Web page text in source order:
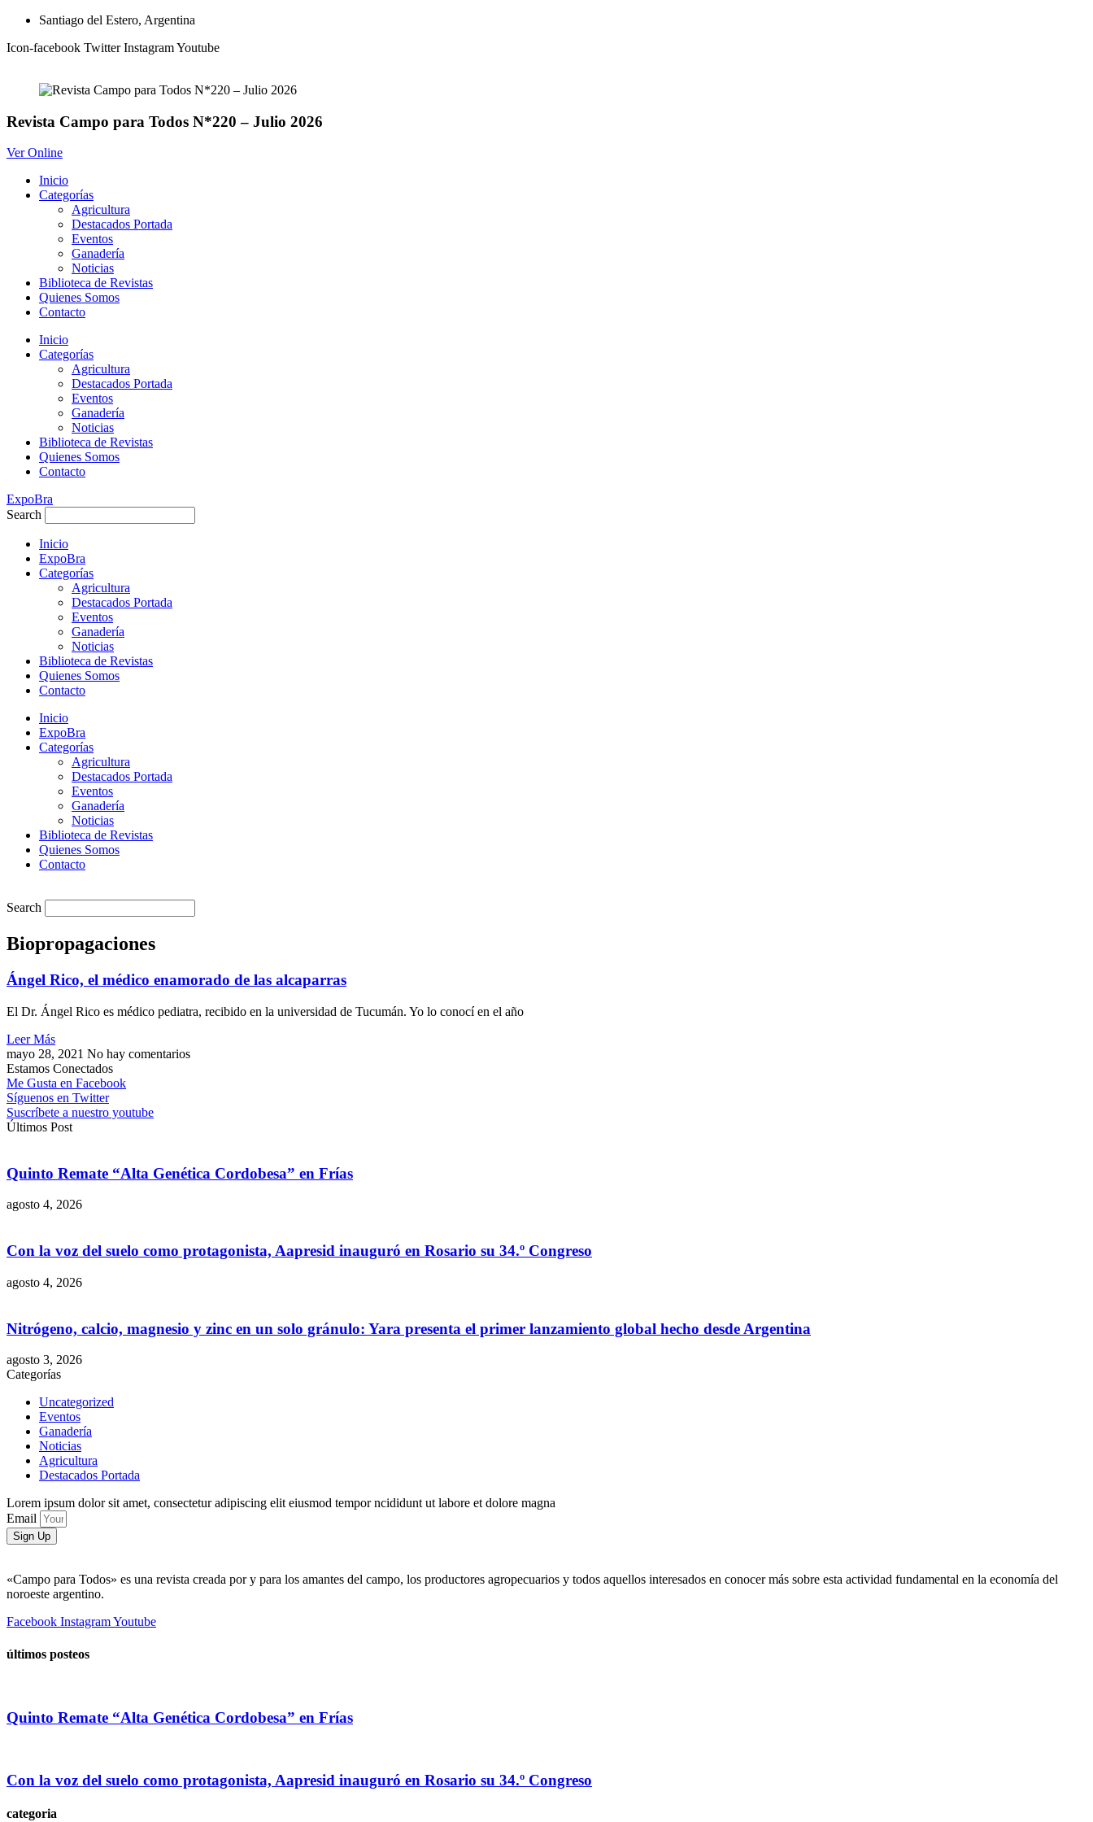
contenido
Santiago del Estero, Argentina
Icon-facebook Twitter InstagramYoutube
Revista Campo para Todos N*220 – Julio 2026
Ver Online
Inicio
Categorías
Agricultura
Destacados Portada
Eventos
Ganadería
Noticias
Biblioteca de Revistas
Quienes Somos
Contacto
Inicio
Categorías
Agricultura
Destacados Portada
Eventos
Ganadería
Noticias
Biblioteca de Revistas
Quienes Somos
Contacto
ExpoBra
Search
Inicio
ExpoBra
Categorías
Agricultura
Destacados Portada
Eventos
Ganadería
Noticias
Biblioteca de Revistas
Quienes Somos
Contacto
Inicio
ExpoBra
Categorías
Agricultura
Destacados Portada
Eventos
Ganadería
Noticias
Biblioteca de Revistas
Quienes Somos
Contacto
Search
Biopropagaciones
Ángel Rico, el médico enamorado de las alcaparras
El Dr. Ángel Rico es médico pediatra, recibido en la universidad de Tucumán. Yo lo conocí en el año
Leer Más
mayo 28, 2021 No hay comentarios
Estamos Conectados
Me Gusta en Facebook
Síguenos en Twitter
Suscríbete a nuestro youtube
Últimos Post
Quinto Remate “Alta Genética Cordobesa” en Frías
agosto 4, 2026
Con la voz del suelo como protagonista, Aapresid inauguró en Rosario su 34.º Congreso
agosto 4, 2026
Nitrógeno, calcio, magnesio y zinc en un solo gránulo: Yara presenta el primer lanzamiento global hecho desde Argentina
agosto 3, 2026
Categorías
Uncategorized
Eventos
Ganadería
Noticias
Agricultura
Destacados Portada
Lorem ipsum dolor sit amet, consectetur adipiscing elit eiusmod tempor ncididunt ut labore et dolore magna
Email
Sign Up
«Campo para Todos» es una revista creada por y para los amantes del campo, los productores agropecuarios y todos aquellos interesados en conocer más sobre esta actividad fundamental en la economía del
noroeste argentino.
Facebook InstagramYoutube
últimos posteos
Quinto Remate “Alta Genética Cordobesa” en Frías
Con la voz del suelo como protagonista, Aapresid inauguró en Rosario su 34.º Congreso
categoria